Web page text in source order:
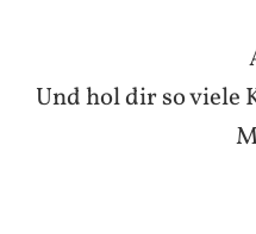
Und hol dir so viele